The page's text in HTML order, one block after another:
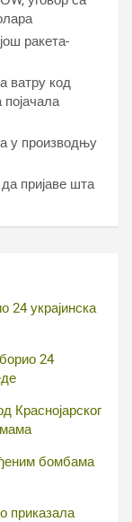
ракета-
ватру код
у производњу
пријаве шта
24 украјинска
24
Краснојарског
бомбама
приказала